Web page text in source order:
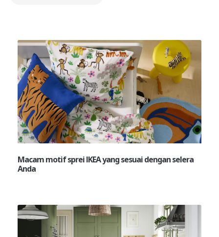
Macam motif sprei IKEA yang sesuai dengan selera
Anda